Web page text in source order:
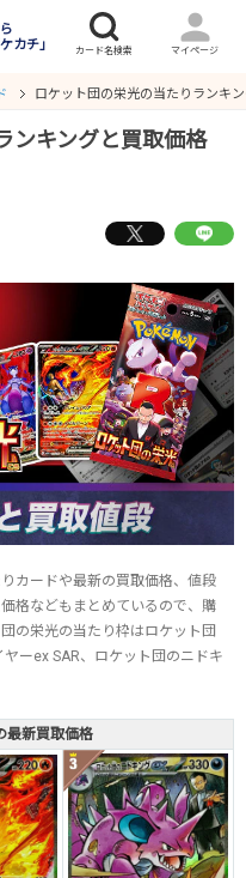
カチ」
ロケット団の栄光の当たりランキ
ンキングと買取価格
カードや最新の買取価格、値段
格などもまとめているので、購
の栄光の当たり枠はロケット団
ーex SAR、ロケット団のニドキ
最新買取価格